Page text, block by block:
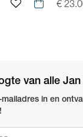
€
van alle
in en